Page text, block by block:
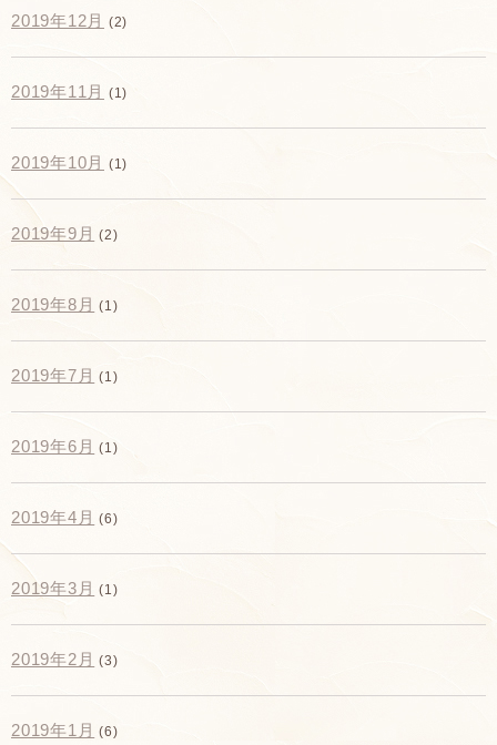
2019年12月 (2)
2019年11月 (1)
2019年10月 (1)
2019年9月 (2)
2019年8月 (1)
2019年7月 (1)
2019年6月 (1)
2019年4月 (6)
2019年3月 (1)
2019年2月 (3)
2019年1月 (6)